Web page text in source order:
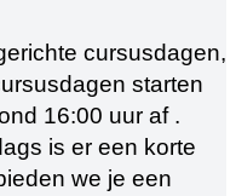
cursusdagen,
starten
16:00 uur af .
is er een korte
we je een